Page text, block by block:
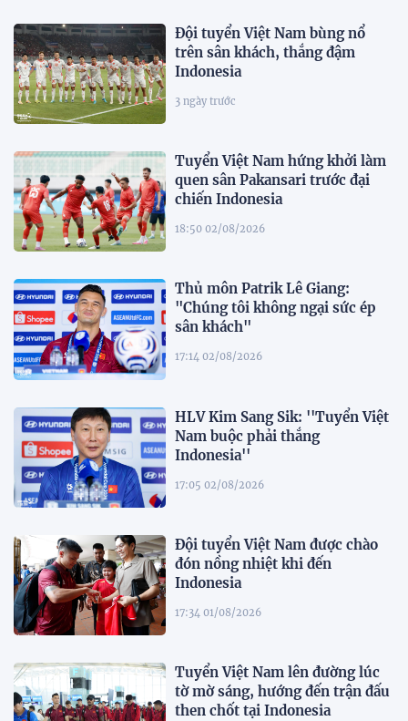
Đội tuyển Việt Nam bùng nổ
trên sân khách, thắng đậm
Indonesia
3 ngày trước
Tuyển Việt Nam hứng khởi làm
quen sân Pakansari trước đại
chiến Indonesia
18:50 02/08/2026
Thủ môn Patrik Lê Giang:
"Chúng tôi không ngại sức ép
sân khách"
17:14 02/08/2026
HLV Kim Sang Sik: ''Tuyển Việt
Nam buộc phải thắng
Indonesia''
17:05 02/08/2026
Đội tuyển Việt Nam được chào
đón nồng nhiệt khi đến
Indonesia
17:34 01/08/2026
Tuyển Việt Nam lên đường lúc
tờ mờ sáng, hướng đến trận đấu
then chốt tại Indonesia